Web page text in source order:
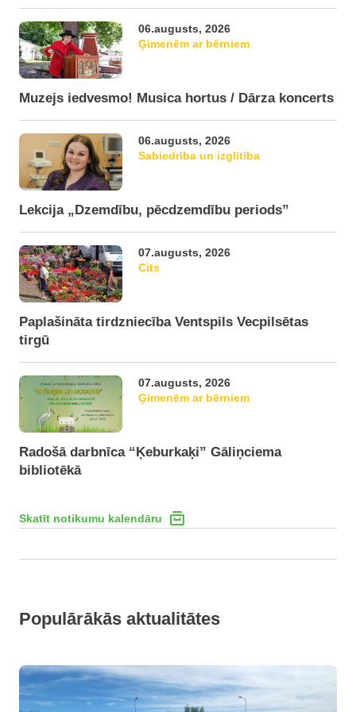
06.augusts, 2026
Ģimenēm ar bērniem
Muzejs iedvesmo! Musica hortus / Dārza koncerts
06.augusts, 2026
Sabiedrība un izglītība
Lekcija „Dzemdību, pēcdzemdību periods”
07.augusts, 2026
Cits
Paplašināta tirdzniecība Ventspils Vecpilsētas
tirgū
07.augusts, 2026
Ģimenēm ar bērniem
Radošā darbnīca “Ķeburkaķi” Gāliņciema
bibliotēkā
Skatīt notikumu kalendāru
Populārākās aktualitātes